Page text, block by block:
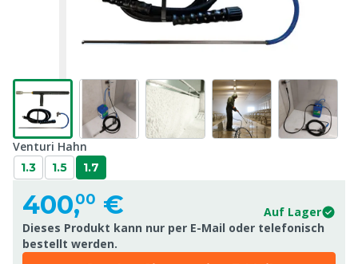
Venturi Hahn
1.3 1.5 1.7
400,00 €
Auf Lager
Dieses Produkt kann nur per E-Mail oder telefonisch
bestellt werden.